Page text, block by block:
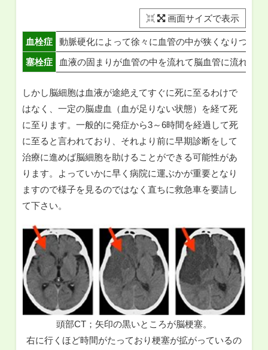
画面サイズで表示
血栓症
動脈硬化によって徐々に血管の中が狭くなりつい
塞栓症
血液の固まりが血管の中を流れて脳血管に流れて
しかし脳細胞は血液が途絶えてすぐに死に至るわけで
はなく、一定の脳虚血（血が足りない状態）を経て死
に至ります。一般的に発症から3～6時間を経過して死
に至ると言われており、それより前に早期診断をして
治療に進めば脳細胞を助けることができる可能性があ
ります。よっていかに早く病院に運ぶかが重要となり
ますので様子を見るのではなく直ちに救急車を要請し
て下さい。
頭部CT；矢印の黒いところが脳梗塞。
右に行くほど時間がたっており梗塞が拡がっているの